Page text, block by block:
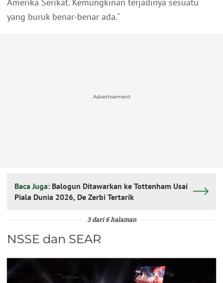
yang buruk benar-benar ada."
Advertisement
Baca Juga: Balogun Ditawarkan ke Tottenham Usai
Piala Dunia 2026, De Zerbi Tertarik
3 dari 6 halaman
NSSE dan SEAR